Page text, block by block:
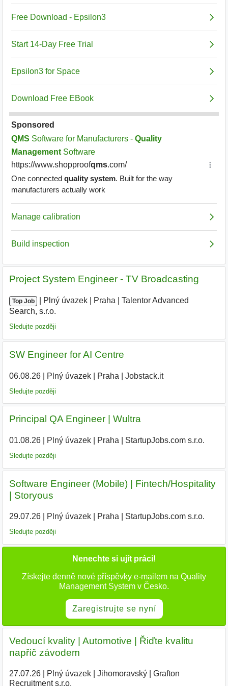
Project System Engineer - TV Broadcasting
Top Job Plný úvazek Praha
Talentor Advanced
Search, s.r.o.
Sledujte později
SW Engineer for AI Centre
06.08.26| Plný úvazek| Praha Jobstack.it
Sledujte později
Principal QA Engineer | Wultra
01.08.26| Plný úvazek| Praha StartupJobs.com s.r.o.
Sledujte později
Software Engineer (Mobile) | Fintech/Hospitality
| Storyous
29.07.26| Plný úvazek| Praha StartupJobs.com s.r.o.
Sledujte později
Nenechte si ujít práci!
Získejte denně nové příspěvky e-mailem na Quality
Management System v Česko.
Zaregistrujte se nyní
Vedoucí kvality | Automotive | Řiďte kvalitu
napříč závodem
27.07.26| Plný úvazek| Jihomoravský|
Grafton
Recruitment s.r.o.